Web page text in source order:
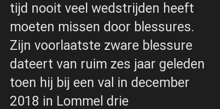
tijd nooit veel wedstrijden heeft
moeten missen door blessures.
Zijn voorlaatste zware blessure
dateert van ruim zes jaar geleden
toen hij bij een val in december
2018 in Lommel drie